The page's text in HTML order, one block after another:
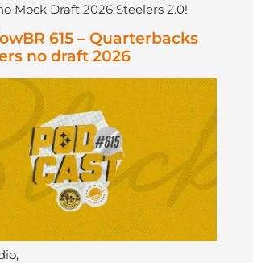
Mock Draft 2026 Steelers 2.0!
615 – Quarterbacks
no draft 2026